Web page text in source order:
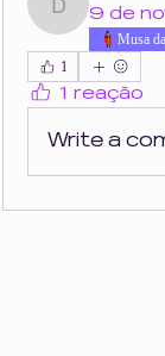
deborahiris
9 de
Musa
1
1 reação
Write a